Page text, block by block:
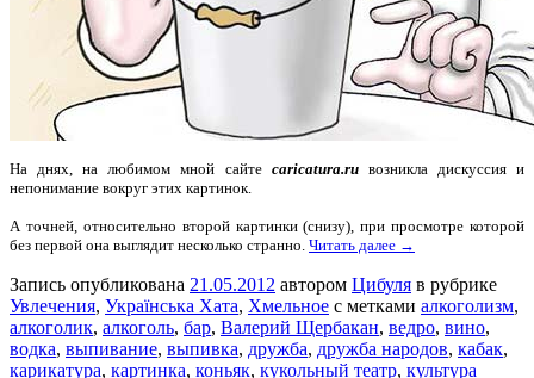
На днях, на любимом мной сайте caricatura.ru возникла дискуссияи
непонимание вокруг этих картинок.
А точней, относительно второй картинки (снизу), при просмотре которой
без первой она выглядит несколько странно. Читать далее →
Запись опубликована 21.05.2012 автором Цибуля в рубрике
Увлечения, Українська Хата, Хмельное с метками алкоголизм,
алкоголик, алкоголь, бар, Валерий Щербакан, ведро, вино,
водка, выпивание, выпивка, дружба, дружба народов, кабак,
карикатура, картинка, коньяк, кукольный театр, культура